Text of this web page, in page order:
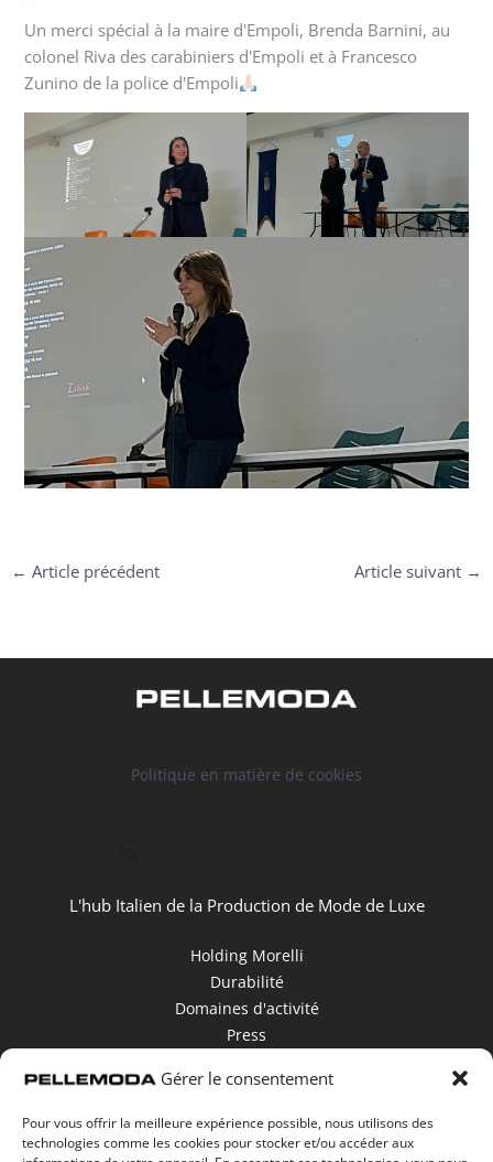
Gérer le consentement
Pour vous offrir la meilleure expérience possible, nous utilisons des
technologies comme les cookies pour stocker et/ou accéder aux
Un merci spécial à la maire d'Empoli, Brenda Barnini, au
colonel Riva des carabiniers d'Empoli et à Francesco
Zunino de la police d'Empoli
← Article précédent Article suivant →
Politique en matière de cookies
L'hub Italien de la Production de Mode de Luxe
Holding Morelli
Durabilité
Domaines d'activité
Press
Contacts
Area Download
Politique en matière de cookies